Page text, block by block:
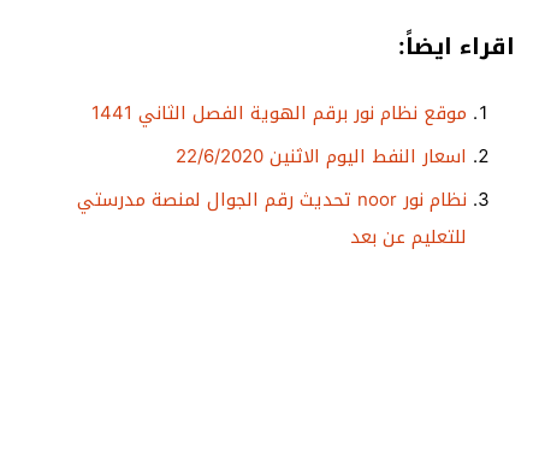
اقراء ايضاً:
موقع نظام نور برقم الهوية الفصل الثاني 1441
اسعار النفط اليوم الاثنين 22/6/2020
نظام نور noor تحديث رقم الجوال لمنصة مدرستي
للتعليم عن بعد